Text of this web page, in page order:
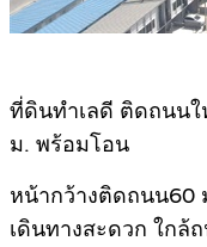
ที่ดินทำเลดี ติดถนน
ม. พร้อมโอน
หน้ากว้างติดถนน60
เดินทางสะดวก ใกล้